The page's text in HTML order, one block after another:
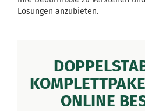
Lösungen anzubieten.
ONLINE